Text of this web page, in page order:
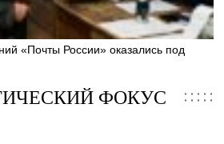
«Почты России» оказались под
ФОКУС